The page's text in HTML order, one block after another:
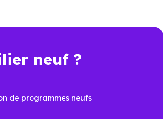
neuf ?
de programmes neufs